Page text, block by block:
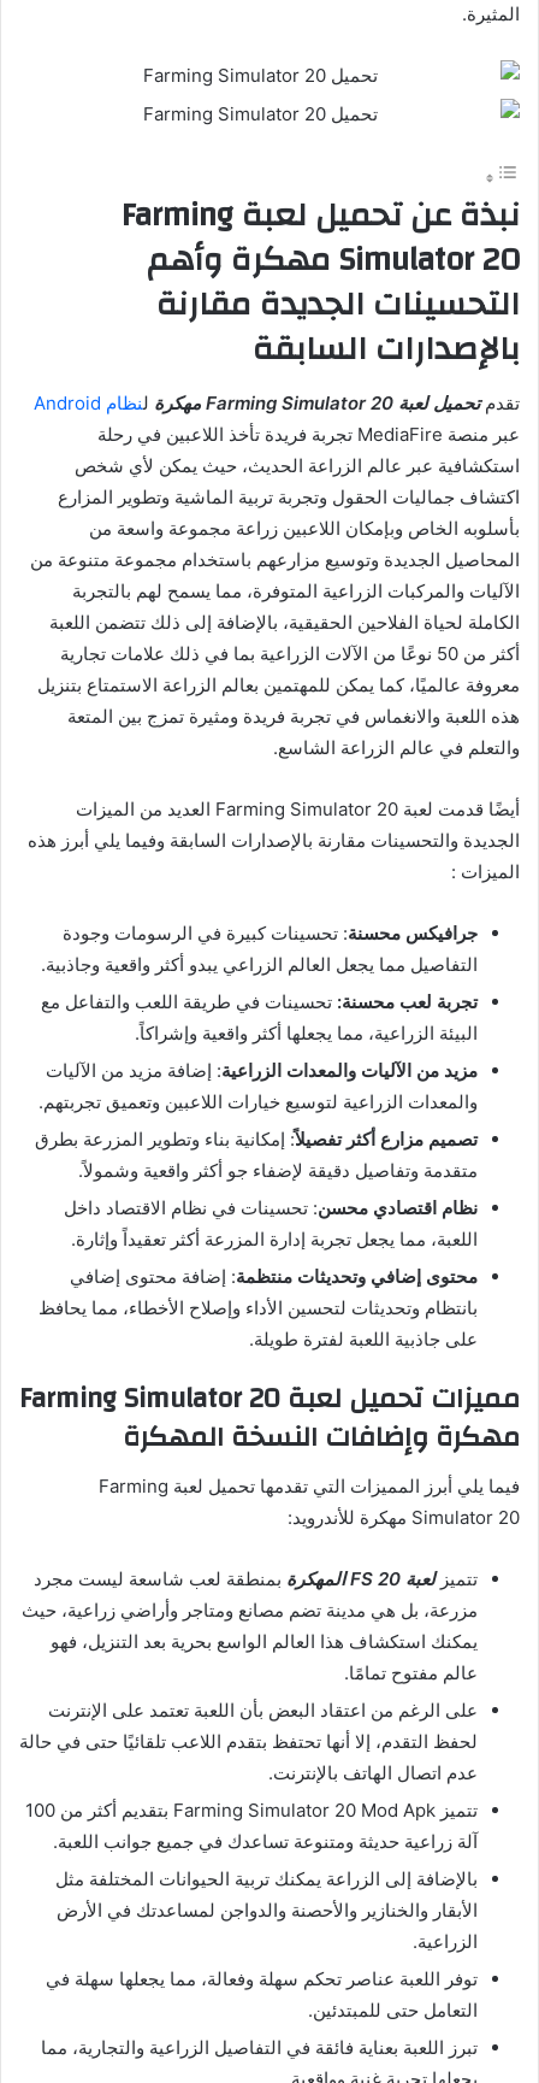
المثيرة.
نبذة عن تحميل لعبةFarming
Simulator20 مهكرة وأهم
التحسينات الجديدة مقارنة
بالإصدارات السابقة
تقدمتحميل لعبة Farming Simulator 20 مهكرة لنظام Android
عبر منصة MediaFire تجربة فريدة تأخذ اللاعبين في رحلة
استكشافية عبر عالم الزراعة الحديث، حيث يمكن لأي شخص
اكتشاف جماليات الحقول وتجربة تربية الماشية وتطوير المزارع
بأسلوبه الخاص وبإمكان اللاعبين زراعة مجموعة واسعة من
المحاصيل الجديدة وتوسيع مزارعهم باستخدام مجموعة متنوعة من
الآليات والمركبات الزراعية المتوفرة، مما يسمح لهم بالتجربة
الكاملة لحياة الفلاحين الحقيقية، بالإضافة إلى ذلك تتضمن اللعبة
أكثر من 50 نوعًا من الآلات الزراعية بما في ذلك علامات تجارية
معروفة عالميًا، كما يمكن للمهتمين بعالم الزراعة الاستمتاع بتنزيل
هذه اللعبة والانغماس في تجربة فريدة ومثيرة تمزج بين المتعة
والتعلم في عالم الزراعة الشاسع.
أيضًا قدمت لعبة Farming Simulator 20 العديد من الميزات
الجديدة والتحسينات مقارنة بالإصدارات السابقة وفيما يلي أبرز هذه
الميزات :
جرافيكس محسنة: تحسينات كبيرة في الرسومات وجودة
التفاصيل مما يجعل العالم الزراعي يبدو أكثر واقعية وجاذبية.
تجربة لعب محسنة: تحسينات في طريقة اللعب والتفاعل مع
البيئة الزراعية، مما يجعلها أكثر واقعية وإشراكاً.
مزيد من الآليات والمعدات الزراعية: إضافة مزيد من الآليات
والمعدات الزراعية لتوسيع خيارات اللاعبين وتعميق تجربتهم.
تصميم مزارع أكثر تفصيلاً: إمكانية بناء وتطوير المزرعة بطرق
متقدمة وتفاصيل دقيقة لإضفاء جو أكثر واقعية وشمولاً.
نظام اقتصادي محسن: تحسينات في نظام الاقتصاد داخل
اللعبة، مما يجعل تجربة إدارة المزرعة أكثر تعقيداً وإثارة.
محتوى إضافي وتحديثات منتظمة: إضافة محتوى إضافي
بانتظام وتحديثات لتحسين الأداء وإصلاح الأخطاء، مما يحافظ
على جاذبية اللعبة لفترة طويلة.
مميزات تحميل لعبة Farming Simulator20
مهكرة وإضافات النسخة المهكرة
فيما يلي أبرز المميزات التي تقدمها تحميل لعبة Farming
Simulator 20 مهكرة للأندرويد:
تتميزلعبة FS 20 المهكرة
بمنطقة لعب شاسعة ليست مجرد
مزرعة، بل هي مدينة تضم مصانع ومتاجر وأراضي زراعية، حيث
يمكنك استكشاف هذا العالم الواسع بحرية بعد التنزيل، فهو
عالم مفتوح تمامًا.
على الرغم من اعتقاد البعض بأن اللعبة تعتمد على الإنترنت
لحفظ التقدم، إلا أنها تحتفظ بتقدم اللاعب تلقائيًا حتى في حالة
عدم اتصال الهاتف بالإنترنت.
تتميز Farming Simulator 20 Mod Apk بتقديم أكثر من 100
آلة زراعية حديثة ومتنوعة تساعدك في جميع جوانب اللعبة.
بالإضافة إلى الزراعة يمكنك تربية الحيوانات المختلفة مثل
الأبقار والخنازير والأحصنة والدواجن لمساعدتك في الأرض
الزراعية.
توفر اللعبة عناصر تحكم سهلة وفعالة، مما يجعلها سهلة في
التعامل حتى للمبتدئين.
تبرز اللعبة بعناية فائقة في التفاصيل الزراعية والتجارية، مما